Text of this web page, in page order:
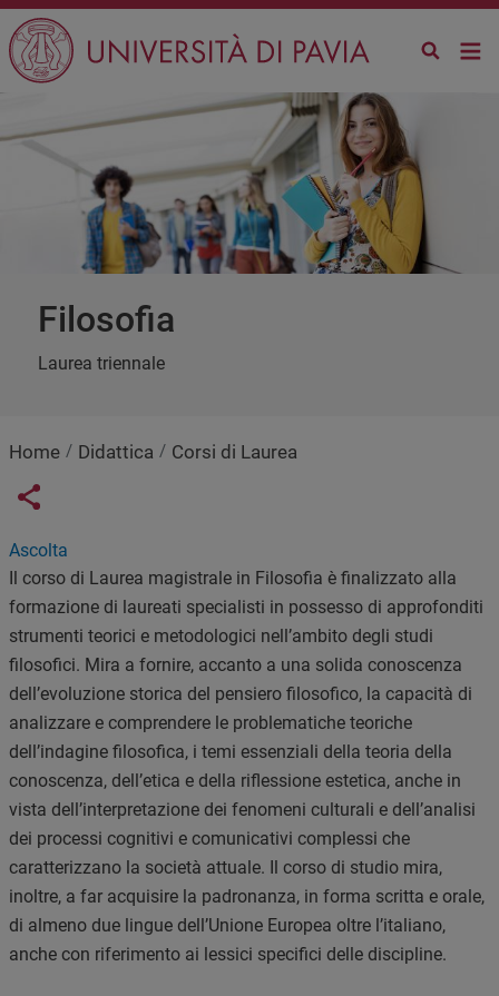
Salta al contenuto principale
filosofia
Laurea triennale
Home Didattica Corsi di Laurea
Links condivisione social
Share button
Ascolta
Il corso di Laurea magistrale in Filosofia è finalizzato alla
formazione di laureati specialisti in possesso di approfonditi
strumenti teorici e metodologici nell’ambito degli studi
filosofici. Mira a fornire, accanto a una solida conoscenza
dell’evoluzione storica del pensiero filosofico, la capacità di
analizzare e comprendere le problematiche teoriche
dell’indagine filosofica, i temi essenziali della teoria della
conoscenza, dell’etica e della riflessione estetica, anche in
vista dell’interpretazione dei fenomeni culturali e dell’analisi
dei processi cognitivi e comunicativi complessi che
caratterizzano la società attuale. Il corso di studio mira,
inoltre, a far acquisire la padronanza, in forma scritta e orale,
di almeno due lingue dell’Unione Europea oltre l’italiano,
anche con riferimento ai lessici specifici delle discipline.